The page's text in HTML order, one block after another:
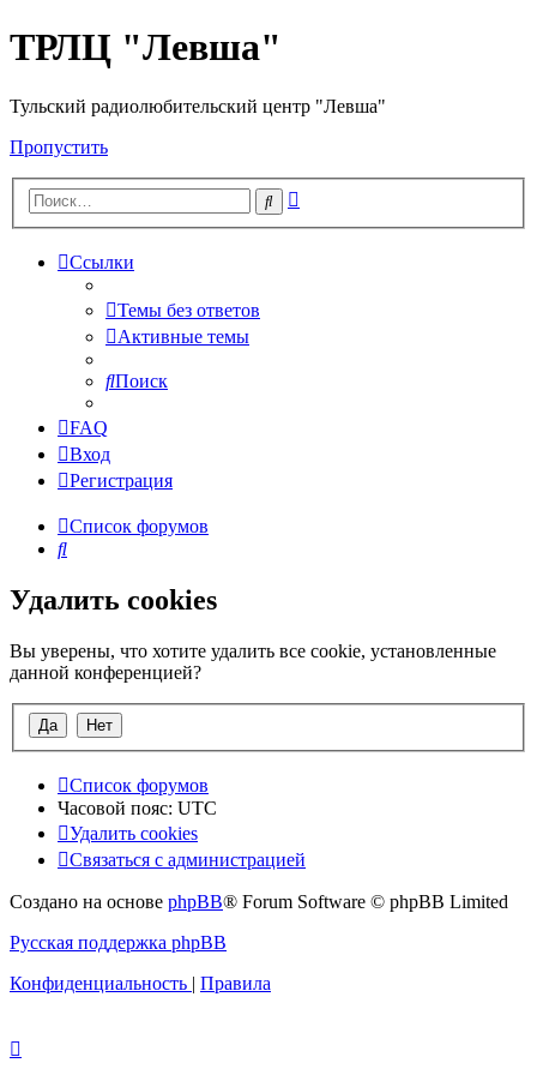
ТРЛЦ "Левша"
Тульский радиолюбительский центр "Левша"
Пропустить
Поиск
Ссылки
Темы без ответов
Активные темы
Поиск
FAQ
Вход
Регистрация
Список форумов
Поиск
Удалить cookies
Вы уверены, что хотите удалить все cookie, установленные
данной конференцией?
Список форумов
Часовой пояс: UTC
Удалить cookies
Связаться с администрацией
Создано на основе phpBB® Forum Software © phpBB Limited
Русская поддержка phpBB
Конфиденциальность | Правила